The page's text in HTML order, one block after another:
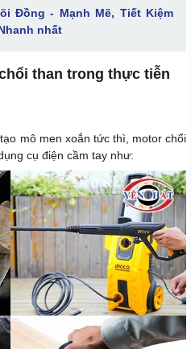
Đồng - Mạnh Mẽ, Tiết Kiệm
nhất
than trong thực tiễn
mô men xoắn tức thì, motor chổi
cụ điện cầm tay như: